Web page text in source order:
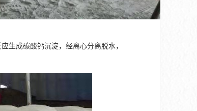
生成碳酸钙沉淀，经离心分离脱水，